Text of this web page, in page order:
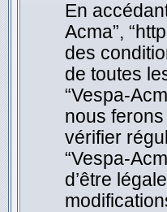
En
Acma”,
des
de toutes
“Vespa-
nous
vérifier
“Vespa-
d’être